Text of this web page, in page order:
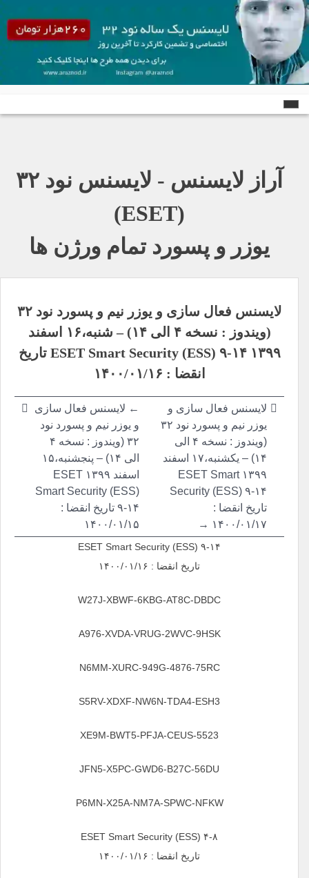
آراز لایسنس - لایسنس نود ٣٢
(ESET)
یوزر و پسورد تمام ورژن ها
لایسنس فعال سازی و یوزر نیم و پسورد نود ۳۲
(ویندوز : نسخه ۴ الی ۱۴) – شنبه،۱۶ اسفند
۱۳۹۹ ESET Smart Security (ESS) ۹-۱۴ تاریخ
انقضا : ۱۴۰۰/۰۱/۱۶
راهبری
نوشته
← لایسنس فعال سازی
و یوزر نیم و پسورد نود
۳۲ (ویندوز : نسخه ۴
الی ۱۴) – پنجشنبه،۱۵
اسفند ۱۳۹۹ ESET
Smart Security (ESS)
۹-۱۴ تاریخ انقضا :
۱۴۰۰/۰۱/۱۵
لایسنس فعال سازی و
یوزر نیم و پسورد نود ۳۲
(ویندوز : نسخه ۴ الی
۱۴) – یکشنبه،۱۷ اسفند
۱۳۹۹ ESET Smart
Security (ESS) ۹-۱۴
تاریخ انقضا :
۱۴۰۰/۰۱/۱۷ →
ESET Smart Security (ESS) ۹-۱۴
تاریخ انقضا : ۱۴۰۰/۰۱/۱۶
W27J-XBWF-6KBG-AT8C-DBDC
A976-XVDA-VRUG-2WVC-9HSK
N6MM-XURC-949G-4876-75RC
S5RV-XDXF-NW6N-TDA4-ESH3
5523-XE9M-BWT5-PFJA-CEUS
JFN5-X5PC-GWD6-B27C-56DU
P6MN-X25A-NM7A-SPWC-NFKW
ESET Smart Security (ESS) ۴-۸
تاریخ انقضا : ۱۴۰۰/۰۱/۱۶